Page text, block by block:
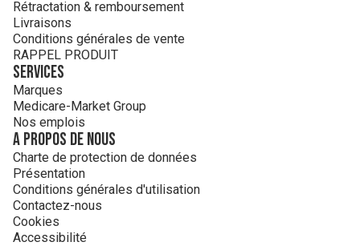
Rétractation & remboursement
Livraisons
Conditions générales de vente
RAPPEL PRODUIT
Services
Marques
Medicare-Market Group
Nos emplois
A propos de nous
Charte de protection de données
Présentation
Conditions générales d'utilisation
Contactez-nous
Cookies
Accessibilité